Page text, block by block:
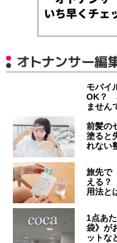
オトナンサー編
モバイ
OK？
ません
前髪の
塗ると
れない
旅先で
える？
用法と
1点あ
袋》が
ットな